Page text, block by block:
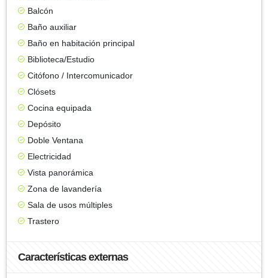
Balcón
Baño auxiliar
Baño en habitación principal
Biblioteca/Estudio
Citófono / Intercomunicador
Clósets
Cocina equipada
Depósito
Doble Ventana
Electricidad
Vista panorámica
Zona de lavandería
Sala de usos múltiples
Trastero
Características externas